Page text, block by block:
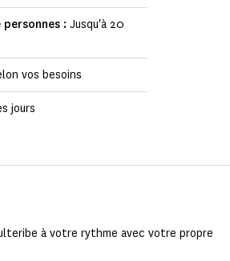
personnes : Jusqu'à 20
vos besoins
jours
à votre rythme avec votre propre